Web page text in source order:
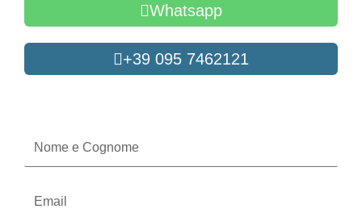
Whatsapp
+39 095 7462121
Cognome